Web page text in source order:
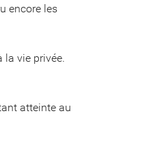
encore les
vie privée.
atteinte au